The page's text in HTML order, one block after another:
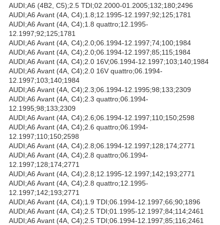
AUDI;A6 (4B2, C5);2.5 TDI;02.2000-01.2005;132;180;2496
AUDI;A6 Avant (4A, C4);1.8;12.1995-12.1997;92;125;1781
AUDI;A6 Avant (4A, C4);1.8 quattro;12.1995-
12.1997;92;125;1781
AUDI;A6 Avant (4A, C4);2.0;06.1994-12.1997;74;100;1984
AUDI;A6 Avant (4A, C4);2.0;06.1994-12.1997;85;115;1984
AUDI;A6 Avant (4A, C4);2.0 16V;06.1994-12.1997;103;140;1984
AUDI;A6 Avant (4A, C4);2.0 16V quattro;06.1994-
12.1997;103;140;1984
AUDI;A6 Avant (4A, C4);2.3;06.1994-12.1995;98;133;2309
AUDI;A6 Avant (4A, C4);2.3 quattro;06.1994-
12.1995;98;133;2309
AUDI;A6 Avant (4A, C4);2.6;06.1994-12.1997;110;150;2598
AUDI;A6 Avant (4A, C4);2.6 quattro;06.1994-
12.1997;110;150;2598
AUDI;A6 Avant (4A, C4);2.8;06.1994-12.1997;128;174;2771
AUDI;A6 Avant (4A, C4);2.8 quattro;06.1994-
12.1997;128;174;2771
AUDI;A6 Avant (4A, C4);2.8;12.1995-12.1997;142;193;2771
AUDI;A6 Avant (4A, C4);2.8 quattro;12.1995-
12.1997;142;193;2771
AUDI;A6 Avant (4A, C4);1.9 TDI;06.1994-12.1997;66;90;1896
AUDI;A6 Avant (4A, C4);2.5 TDI;01.1995-12.1997;84;114;2461
AUDI;A6 Avant (4A, C4);2.5 TDI;06.1994-12.1997;85;116;2461